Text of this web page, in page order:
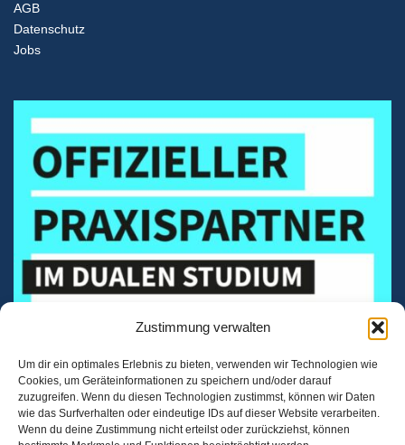
Zustimmung verwalten
Um dir ein optimales Erlebnis zu bieten, verwenden wir Technologien wie
Cookies, um Geräteinformationen zu speichern und/oder darauf
zuzugreifen. Wenn du diesen Technologien zustimmst, können wir Daten
wie das Surfverhalten oder eindeutige IDs auf dieser Website verarbeiten.
Wenn du deine Zustimmung nicht erteilst oder zurückziehst, können
AGB
Datenschutz
Jobs